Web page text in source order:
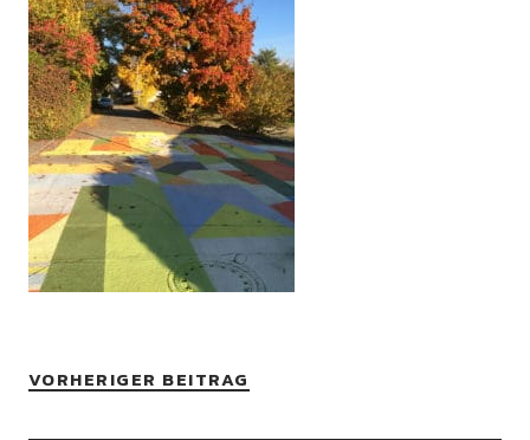
VORHERIGER BEITRAG